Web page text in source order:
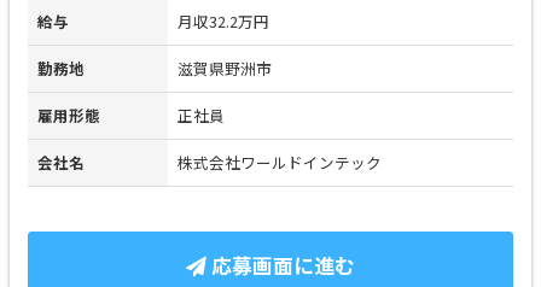
給与 月収32.2万円
勤務地 滋賀県野洲市
雇用形態 正社員
会社名 株式会社ワールドインテック
応募画面に進む